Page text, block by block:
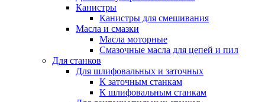
Канистры
Канистры для смешивания
Масла и смазки
Масла моторные
Смазочные масла для цепей и пил
Для станков
Для шлифовальных и заточных
К заточным станкам
К шлифовальным станкам